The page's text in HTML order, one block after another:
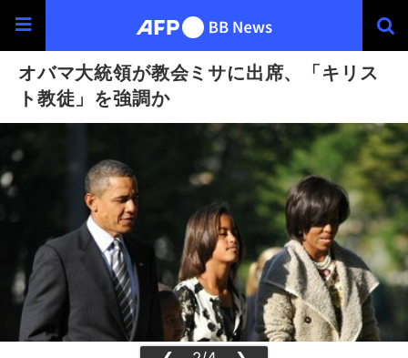
オバマ大統領が教会ミサに出席、「キリス
ト教徒」を強調か